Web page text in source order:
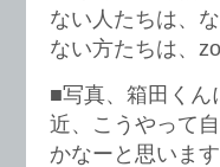
ない人たちは、
ない方たちは、
■写真、箱田くん
近、こうやって
かなーと思いま